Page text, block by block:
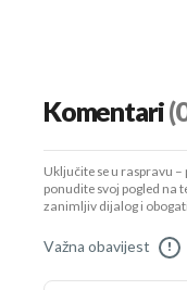
Komentari
Uključite se u raspravu
ponudite svoj pogled na
zanimljiv dijalog i
Važna obavijest !